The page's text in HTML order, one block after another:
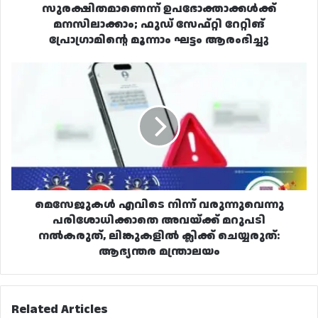
ആരംഭിച്ചു
സുരക്ഷിതമാണെന്ന് ഉപഭോക്താക്കൾക്ക്
മനസിലാക്കാം; ഫുഡ് സേഫ്റ്റി റേറ്റിങ്
പ്രോഗ്രാമിന്റെ മൂന്നാം ഘട്ടം ആരംഭിച്ചു
പരിശോധിക്കാതെ
നൽകരുത്,
ലിങ്കുകളിൽ
ചെയ്യരുത്:
ആഭ്യന്തര
മെസേജുകൾ എവിടെ നിന്ന് വരുന്നുവെന്നു
പരിശോധിക്കാതെ അവയ്ക്ക് മറുപടി
നൽകരുത്, ലിങ്കുകളിൽ ക്ലിക്ക് ചെയ്യരുത്:
ആഭ്യന്തര മന്ത്രാലയം
Related Articles